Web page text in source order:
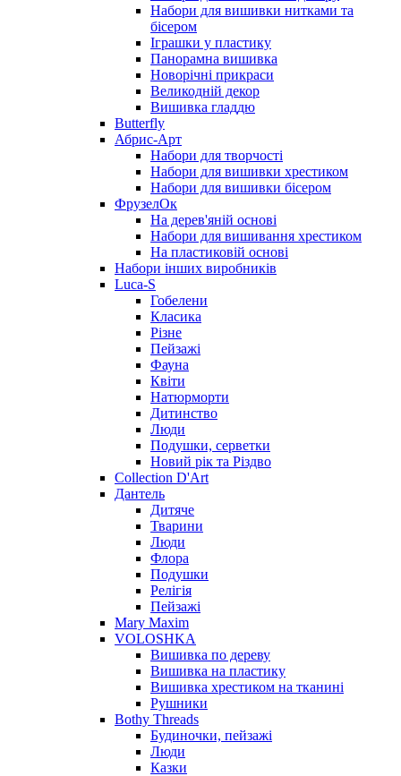
Набори для вишивки нитками та
бісером
Іграшки у пластику
Панорамна вишивка
Новорічні прикраси
Великодній декор
Вишивка гладдю
Butterfly
Абрис-Арт
Набори для творчості
Набори для вишивки хрестиком
Набори для вишивки бісером
ФрузелОк
На дерев'яній основі
Набори для вишивання хрестиком
На пластиковій основі
Набори інших виробників
Luca-S
Гобелени
Класика
Різне
Пейзажі
Фауна
Квіти
Натюрморти
Дитинство
Люди
Подушки, серветки
Новий рік та Різдво
Collection D'Art
Дантель
Дитяче
Тварини
Люди
Флора
Подушки
Релігія
Пейзажі
Mary Maxim
VOLOSHKA
Вишивка по дереву
Вишивка на пластику
Вишивка хрестиком на тканині
Рушники
Bothy Threads
Будиночки, пейзажі
Люди
Казки